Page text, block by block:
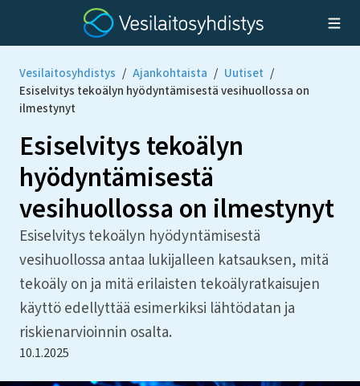
Vesilaitosyhdistys / Ajankohtaista / Uutiset /
Esiselvitys tekoälyn hyödyntämisestä vesihuollossa on
ilmestynyt
Esiselvitys tekoälyn
hyödyntämisestä
vesihuollossa on ilmestynyt
Esiselvitys tekoälyn hyödyntämisestä
vesihuollossa antaa lukijalleen katsauksen, mitä
tekoäly on ja mitä erilaisten tekoälyratkaisujen
käyttö edellyttää esimerkiksi lähtödatan ja
riskienarvioinnin osalta.
10.1.2025